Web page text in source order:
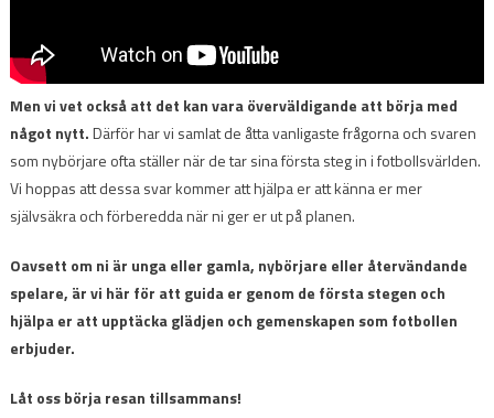
Men vi vet också att det kan vara överväldigande att börja med
något nytt.Därför har vi samlat de åtta vanligaste frågorna och svaren
som nybörjare ofta ställer när de tar sina första steg in i fotbollsvärlden.
Vi hoppas att dessa svar kommer att hjälpa er att känna er mer
självsäkra och förberedda när ni ger er ut på planen.
Oavsett om ni är unga eller gamla, nybörjare eller återvändande
spelare, är vi här för att guida er genom de första stegen och
hjälpa er att upptäcka glädjen och gemenskapen som fotbollen
erbjuder.
Låt oss börja resan tillsammans!